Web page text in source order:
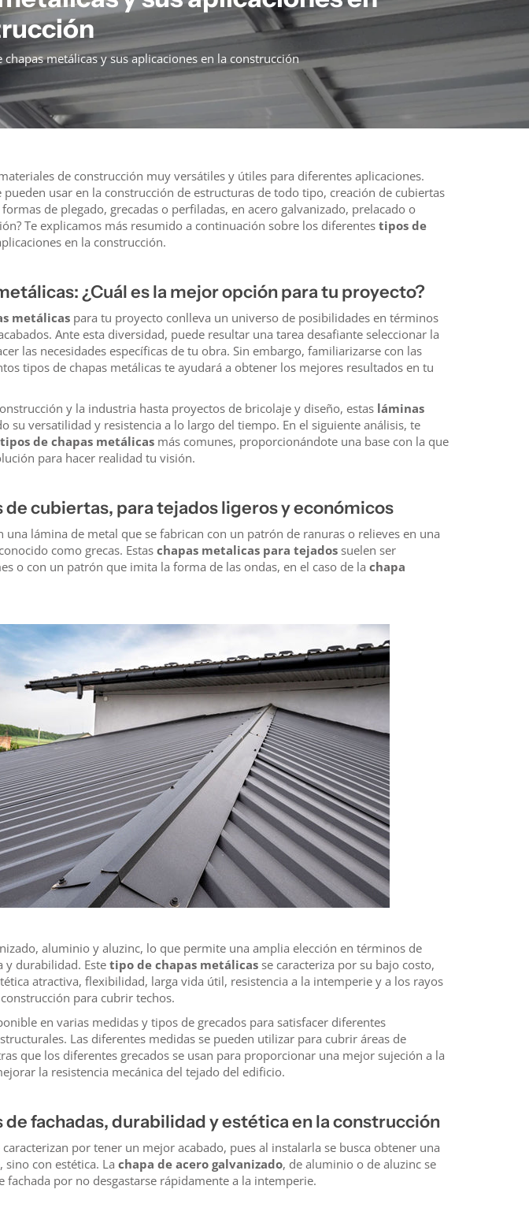
Panel Modular
metálicas y sus aplicaciones en la construcción
de construcción muy versátiles y útiles para diferentes aplicaciones.
pueden usar en la construcción de estructuras de todo tipo, creación de cubiertas
de plegado, grecadas o perfiladas, en acero galvanizado, prelacado o
Te explicamos más resumido a continuación sobre los diferentes tipos de
en la construcción.
¿Cuál es la mejor opción para tu proyecto?
metálicas para tu proyecto conlleva un universo de posibilidades en términos
Ante esta diversidad, puede resultar una tarea desafiante seleccionar la
las necesidades específicas de tu obra. Sin embargo, familiarizarse con las
tipos de chapas metálicas te ayudará a obtener los mejores resultados en tu
y la industria hasta proyectos de bricolaje y diseño, estas láminas
su versatilidad y resistencia a lo largo del tiempo. En el siguiente análisis, te
tipos de chapas metálicas más comunes, proporcionándote una base con la que
para hacer realidad tu visión.
de cubiertas, para tejados ligeros y económicos
una lámina de metal que se fabrican con un patrón de ranuras o relieves en una
como grecas. Estas chapas metalicas para tejados suelen ser
o con un patrón que imita la forma de las ondas, en el caso de la chapa
aluminio y aluzinc, lo que permite una amplia elección en términos de
y durabilidad. Este tipo de chapas metálicas se caracteriza por su bajo costo,
atractiva, flexibilidad, larga vida útil, resistencia a la intemperie y a los rayos
para cubrir techos.
en varias medidas y tipos de grecados para satisfacer diferentes
Las diferentes medidas se pueden utilizar para cubrir áreas de
que los diferentes grecados se usan para proporcionar una mejor sujeción a la
la resistencia mecánica del tejado del edificio.
de fachadas, durabilidad y estética en la construcción
caracterizan por tener un mejor acabado, pues al instalarla se busca obtener una
con estética. La chapa de acero galvanizado, de aluminio o de aluzinc se
fachada por no desgastarse rápidamente a la intemperie.